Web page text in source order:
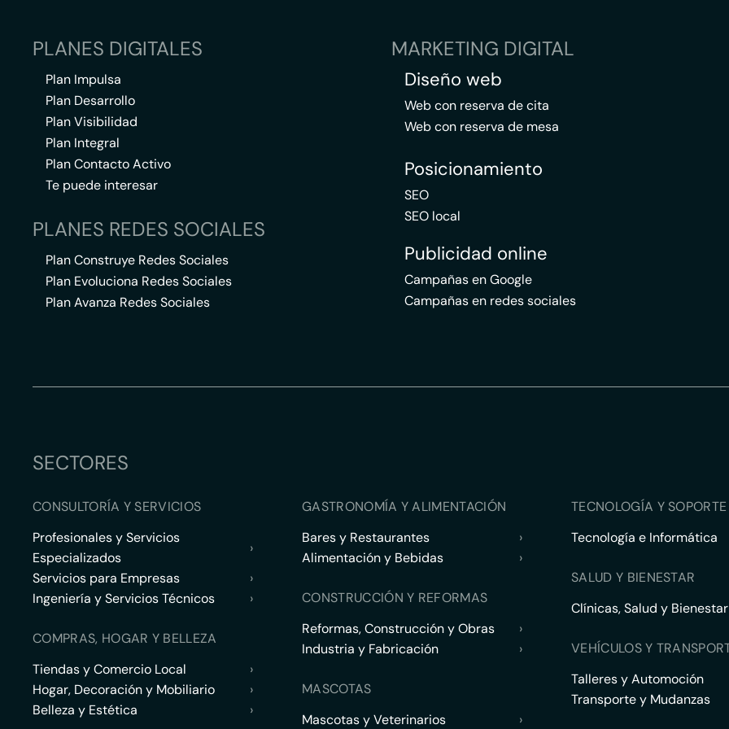
PLANES DIGITALES
Plan Impulsa
Plan Desarrollo
Plan Visibilidad
Plan Integral
Plan Contacto Activo
Te puede interesar
PLANES REDES SOCIALES
Plan Construye Redes Sociales
Plan Evoluciona Redes Sociales
Plan Avanza Redes Sociales
MARKETING DIGITAL
Diseño web
Web con reserva de cita
Web con reserva de mesa
Posicionamiento
SEO
SEO local
Publicidad online
Campañas en Google
Campañas en redes sociales
SECTORES
CONSULTORÍA Y SERVICIOS
Profesionales y Servicios
Especializados
›
Servicios para Empresas
›
Ingeniería y Servicios Técnicos
›
COMPRAS, HOGAR Y BELLEZA
Tiendas y Comercio Local
›
Hogar, Decoración y Mobiliario
›
Belleza y Estética
›
GASTRONOMÍA Y ALIMENTACIÓN
Bares y Restaurantes
›
Alimentación y Bebidas
›
CONSTRUCCIÓN Y REFORMAS
Reformas, Construcción y Obras
›
Industria y Fabricación
›
MASCOTAS
Mascotas y Veterinarios
›
TECNOLOGÍA Y
Tecnología e Informática
SALUD Y BIENESTAR
Clínicas, Salud y Bienestar
VEHÍCULOS Y
Talleres y Automoción
Transporte y Mudanzas